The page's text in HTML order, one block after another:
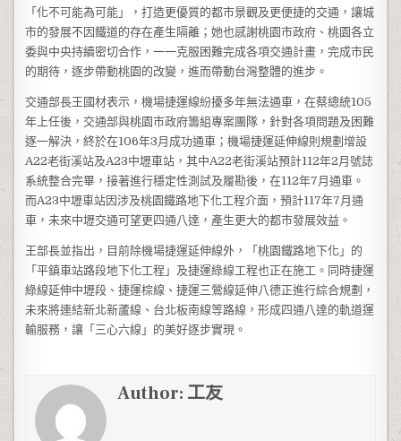
「化不可能為可能」，打造更優質的都市景觀及更便捷的交通，讓城
市的發展不因鐵道的存在產生隔離；她也感謝桃園市政府、桃園各立
委與中央持續密切合作，一一克服困難完成各項交通計畫，完成市民
的期待，逐步帶動桃園的改變，進而帶動台灣整體的進步。
交通部長王國材表示，機場捷運線紛擾多年無法通車，在蔡總統105
年上任後，交通部與桃園市政府籌組專案團隊，針對各項問題及困難
逐一解決，終於在106年3月成功通車；機場捷運延伸線則規劃增設
A22老街溪站及A23中壢車站，其中A22老街溪站預計112年2月號誌
系統整合完畢，接著進行穩定性測試及履勘後，在112年7月通車。
而A23中壢車站因涉及桃園鐵路地下化工程介面，預計117年7月通
車，未來中壢交通可望更四通八達，產生更大的都市發展效益。
王部長並指出，目前除機場捷運延伸線外，「桃園鐵路地下化」的
「平鎮車站路段地下化工程」及捷運綠線工程也正在施工。同時捷運
綠線延伸中壢段、捷運棕線、捷運三鶯線延伸八德正進行綜合規劃，
未來將連結新北新蘆線、台北板南線等路線，形成四通八達的軌道運
輸服務，讓「三心六線」的美好逐步實現。
Author: 工友